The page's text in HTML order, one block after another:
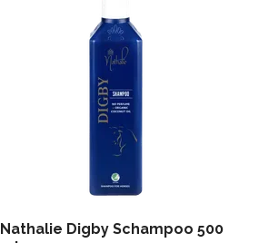
Nathalie Digby Schampoo 500